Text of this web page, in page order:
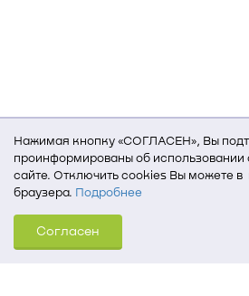
Нажимая кнопку «СОГЛАСЕН», Вы
проинформированы об
сайте. Отключить cookies Вы можете в
браузера. Подробнее
Для того, чтобы мы могли качественно
услуги, мы используем cookies,
на Вашем компьютере (Сведения о
Согласен